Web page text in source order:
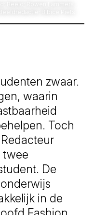
zwaar.
waarin
Toch
twee
De
in de